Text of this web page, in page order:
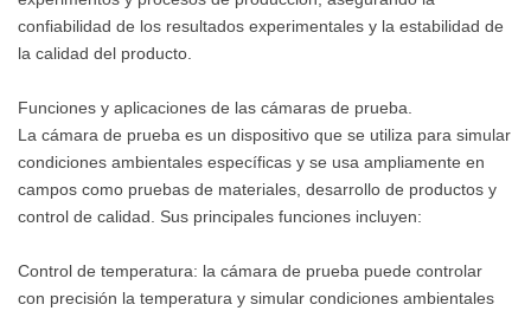
confiabilidad de los resultados experimentales y la estabilidad de
la calidad del producto.
Funciones y aplicaciones de las cámaras de prueba.
La cámara de prueba es un dispositivo que se utiliza para simular
condiciones ambientales específicas y se usa ampliamente en
campos como pruebas de materiales, desarrollo de productos y
control de calidad. Sus principales funciones incluyen:
Control de temperatura: la cámara de prueba puede controlar
con precisión la temperatura y simular condiciones ambientales